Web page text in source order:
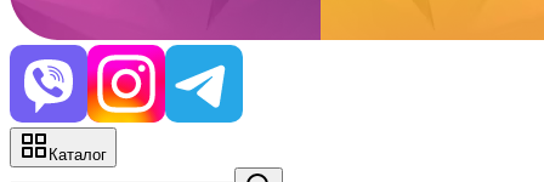
Каталог